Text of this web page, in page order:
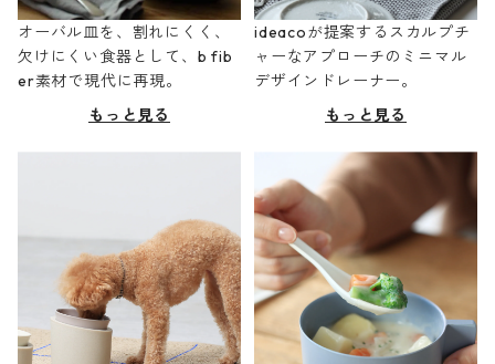
オーバル皿を、割れにくく、
欠けにくい食器として、b fib
er素材で現代に再現。
もっと見る
ideacoが提案するスカルプチ
ャーなアプローチのミニマル
デザインドレーナー。
もっと見る